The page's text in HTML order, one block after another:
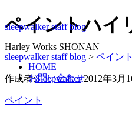
sleepwalker staff blog
Harley Works SHONAN
HOME
お問い合わせ
ペイントハイ
sleepwalker staff blog > ペイント
作成者:Sleepwalker 2012年3月
ペイント